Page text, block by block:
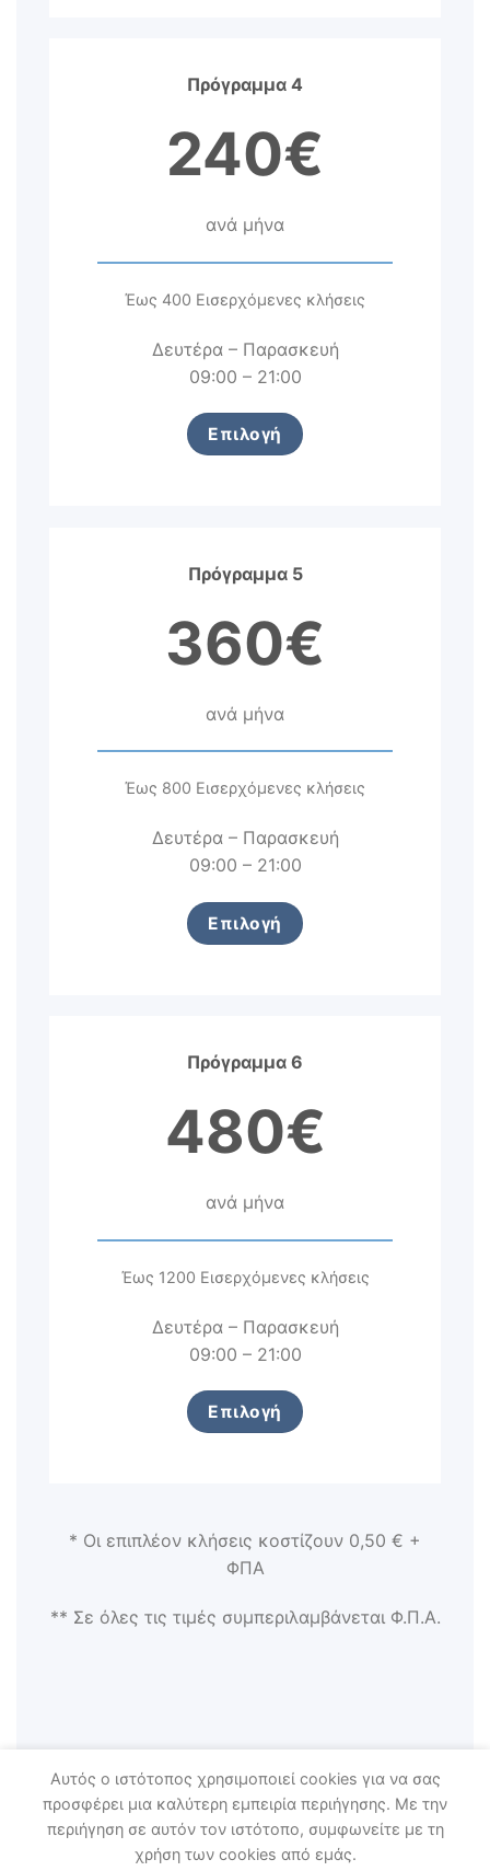
Πρόγραμμα 4
240€
ανά μήνα
Έως 400 Εισερχόμενες κλήσεις
Δευτέρα – Παρασκευή
09:00 – 21:00
Επιλογή
Πρόγραμμα 5
360€
ανά μήνα
Έως 800 Εισερχόμενες κλήσεις
Δευτέρα – Παρασκευή
09:00 – 21:00
Επιλογή
Πρόγραμμα 6
480€
ανά μήνα
Έως 1200 Εισερχόμενες κλήσεις
Δευτέρα – Παρασκευή
09:00 – 21:00
Επιλογή
* Οι επιπλέον κλήσεις κοστίζουν 0,50 € +
ΦΠΑ
** Σε όλες τις τιμές συμπεριλαμβάνεται Φ.Π.Α.
Όροι Χρήσης - Πολιτική Απορρήτου
Αυτός ο ιστότοπος χρησιμοποιεί cookies για να σας
προσφέρει μια καλύτερη εμπειρία περιήγησης. Με την
περιήγηση σε αυτόν τον ιστότοπο, συμφωνείτε με τη
χρήση των cookies από εμάς.